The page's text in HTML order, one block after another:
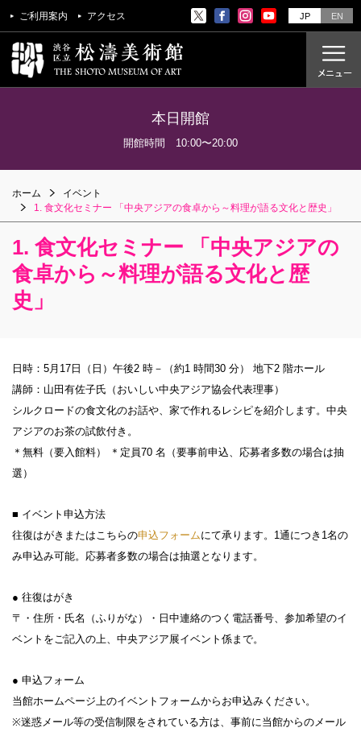
ご利用案内 アクセス JP EN
開催中の展覧会
これからの展覧会
過去の展覧会
これからのイベント
設計者 白井晟一
事業記録
本日開館
開館時間 10:00〜20:00
ホーム
イベント
1. 食文化セミナー 「中央アジアの食卓から～料理が語る文化と歴史」
1. 食文化セミナー 「中央アジアの
食卓から～料理が語る文化と歴
史」
日時：5月17日（日）午後2 時－（約1 時間30 分） 地下2 階ホール
講師：山田有佐子氏（おいしい中央アジア協会代表理事）
シルクロードの食文化のお話や、家で作れるレシピを紹介します。中央
アジアのお茶の試飲付き。
＊無料（要入館料） ＊定員70 名（要事前申込、応募者多数の場合は抽
選）
■ イベント申込方法
往復はがきまたはこちらの申込フォームにて承ります。1通につき1名の
み申込み可能。応募者多数の場合は抽選となります。
● 往復はがき
〒・住所・氏名（ふりがな）・日中連絡のつく電話番号、参加希望のイ
ベントをご記入の上、中央アジア展イベント係まで。
● 申込フォーム
当館ホームページ上のイベントフォームからお申込みください。
※迷惑メール等の受信制限をされている方は、事前に当館からのメール